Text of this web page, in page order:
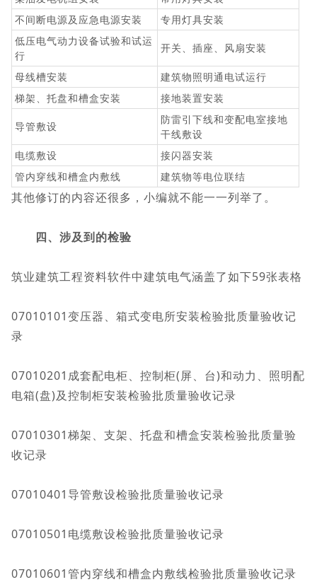
不间断电源及应急电源安装
专用灯具安装
低压电气动力设备试验和试运
行
开关、插座、风扇安装
母线槽安装
建筑物照明通电试运行
梯架、托盘和槽盒安装
接地装置安装
导管敷设
防雷引下线和变配电室接地
干线敷设
电缆敷设
接闪器安装
管内穿线和槽盒内敷线
建筑物等电位联结
其他修订的内容还很多，小编就不能一一列举了。
四、涉及到的检验
筑业建筑工程资料软件中建筑电气涵盖了如下59张表格
07010101变压器、箱式变电所安装检验批质量验收记
录
07010201成套配电柜、控制柜(屏、台)和动力、照明配
电箱(盘)及控制柜安装检验批质量验收记录
07010301梯架、支架、托盘和槽盒安装检验批质量验
收记录
07010401导管敷设检验批质量验收记录
07010501电缆敷设检验批质量验收记录
07010601管内穿线和槽盒内敷线检验批质量验收记录